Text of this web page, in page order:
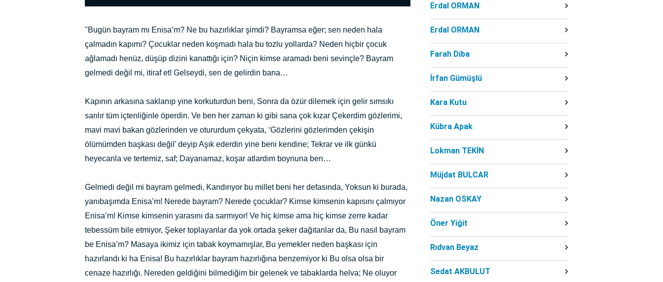
"Bugün bayram mı Enisa’m? Ne bu hazırlıklar şimdi? Bayramsa eğer; sen neden hala
çalmadın kapımı? Çocuklar neden koşmadı hala bu tozlu yollarda? Neden hiçbir çocuk
ağlamadı henüz, düşüp dizini kanattığı için? Niçin kimse aramadı beni sevinçle? Bayram
gelmedi değil mi, itiraf et! Gelseydi, sen de gelirdin bana…
Kapının arkasına saklanıp yine korkuturdun beni, Sonra da özür dilemek için gelir sımsıkı
sarılır tüm içtenliğinle öperdin. Ve ben her zaman ki gibi sana çok kızar Çekerdim gözlerimi,
mavi mavi bakan gözlerinden ve otururdum çekyata, ‘Gözlerini gözlerimden çekişin
ölümümden başkası değil’ deyip Aşık ederdin yine beni kendine; Tekrar ve ilk günkü
heyecanla ve tertemiz, saf; Dayanamaz, koşar atlardım boynuna ben…
Gelmedi değil mi bayram gelmedi, Kandırıyor bu millet beni her defasında, Yoksun ki burada,
yanıbaşımda Enisa’m! Nerede bayram? Nerede çocuklar? Kimse kimsenin kapısını çalmıyor
Enisa’m! Kimse kimsenin yarasını da sarmıyor! Ve hiç kimse ama hiç kimse zerre kadar
tebessüm bile etmiyor, Şeker toplayanlar da yok ortada şeker dağıtanlar da, Bu nasıl bayram
be Enisa’m? Masaya ikimiz için tabak koymamışlar, Bu yemekler neden başkası için
hazırlandı ki ha Enisa! Bu hazırlıklar bayram hazırlığına benzemiyor ki Bu olsa olsa bir
cenaze hazırlığı. Nereden geldiğini bilmediğim bir gelenek ve tabaklarda helva; Ne oluyor
Erdal ORMAN
Erdal ORMAN
Farah Diba
İrfan Gümüşlü
Kara Kutu
Kübra Apak
Lokman TEKİN
Müjdat BULCAR
Nazan OSKAY
Öner Yiğit
Rıdvan Beyaz
Sedat AKBULUT